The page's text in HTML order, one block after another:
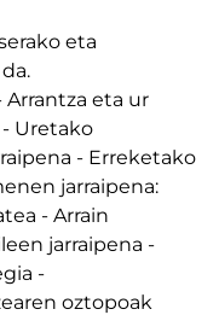
eta
Arrantza eta ur
Uretako
- Erreketako
jarraipena:
- Arrain
jarraipena -
-
oztopoak